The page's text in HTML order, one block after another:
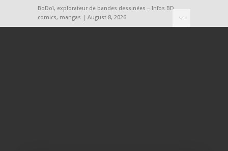
BoDoï, explorateur de bandes dessinées – Infos BD,
comics, mangas | August 8, 2026